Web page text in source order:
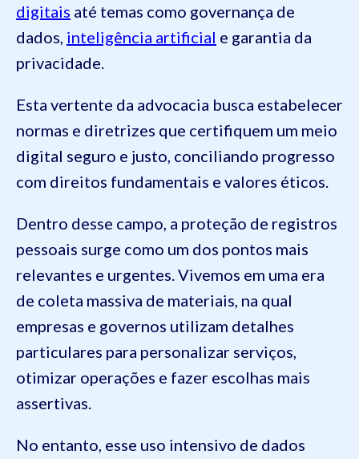
digitais até temas como governança de
dados, inteligência artificial e garantia da
privacidade.
Esta vertente da advocacia busca estabelecer
normas e diretrizes que certifiquem um meio
digital seguro e justo, conciliando progresso
com direitos fundamentais e valores éticos.
Dentro desse campo, a proteção de registros
pessoais surge como um dos pontos mais
relevantes e urgentes. Vivemos em uma era
de coleta massiva de materiais, na qual
empresas e governos utilizam detalhes
particulares para personalizar serviços,
otimizar operações e fazer escolhas mais
assertivas.
No entanto, esse uso intensivo de dados